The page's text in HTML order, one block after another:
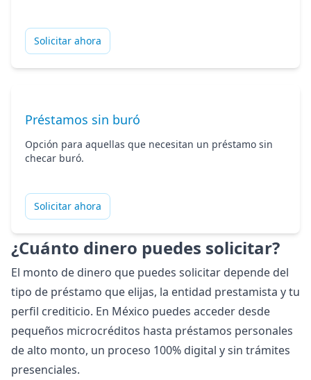
Solicitar ahora
Préstamos sin buró
Opción para aquellas que necesitan un préstamo sin
checar buró.
Solicitar ahora
¿Cuánto dinero puedes solicitar?
El monto de dinero que puedes solicitar depende del
tipo de préstamo que elijas, la entidad prestamista y tu
perfil crediticio. En México puedes acceder desde
pequeños microcréditos hasta préstamos personales
de alto monto, un proceso 100% digital y sin trámites
presenciales.